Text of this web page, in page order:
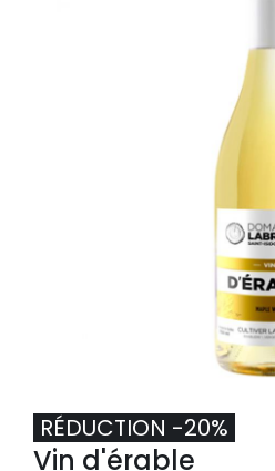
Vin d'érable
RÉDUCTION -20%